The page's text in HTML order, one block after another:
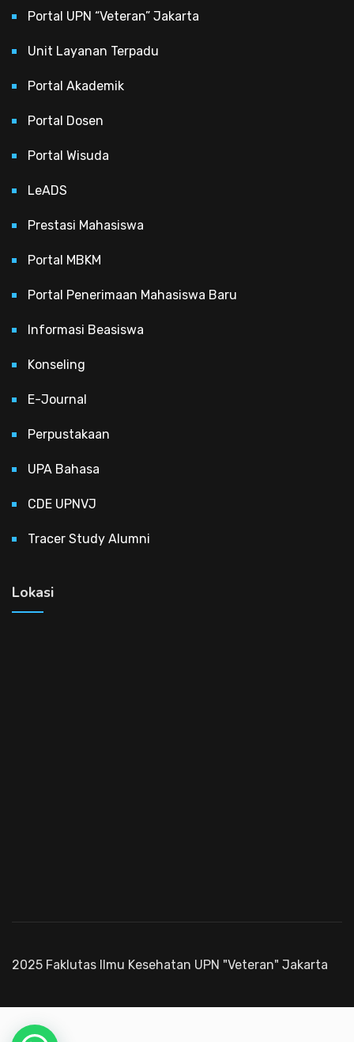
Portal UPN “Veteran” Jakarta
Unit Layanan Terpadu
Portal Akademik
Portal Dosen
Portal Wisuda
LeADS
Prestasi Mahasiswa
Portal MBKM
Portal Penerimaan Mahasiswa Baru
Informasi Beasiswa
Konseling
E-Journal
Perpustakaan
UPA Bahasa
CDE UPNVJ
Tracer Study Alumni
Lokasi
2025 Faklutas Ilmu Kesehatan UPN "Veteran" Jakarta